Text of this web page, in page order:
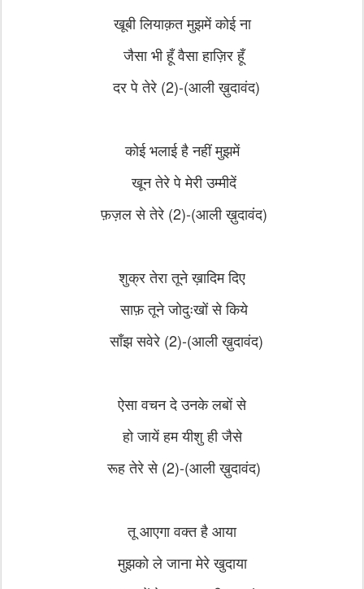
खूबी लियाक़त मुझमें कोई ना
जैसा भी हूँवैसा हाज़िर हूँ
दर पे तेरे (2)-(आली ख़ुदावंद)
कोई भलाई है नहीं मुझमें
खून तेरे पे मेरीउम्मीदें
फ़ज़ल से तेरे (2)-(आली ख़ुदावंद)
शुक्र तेरा तूने ख़ादिम दिए
साफ़ तूने जोदुःखों से किये
साँझ सवेरे (2)-(आली ख़ुदावंद)
ऐसा वचन दे उनके लबों से
हो जायें हमयीशु ही जैसे
रूह तेरे से (2)-(आली ख़ुदावंद)
तू आएगा वक्त है आया
मुझको ले जानामेरे खुदाया